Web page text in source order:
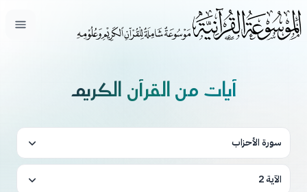
فتح
آيات من القرآن الكريم
سورة الأحزاب
الآية 2